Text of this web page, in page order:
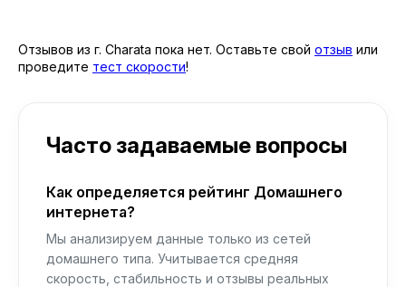
Отзывов из г. Charata пока нет. Оставьте свой отзыв или
проведите тест скорости!
Часто задаваемые вопросы
Как определяется рейтинг Домашнего
интернета?
Мы анализируем данные только из сетей
домашнего типа. Учитывается средняя
скорость, стабильность и отзывы реальных